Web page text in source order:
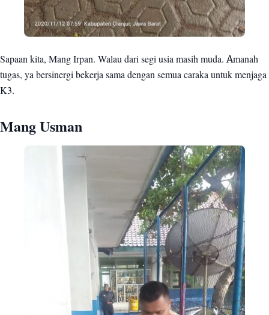
Sapaan kita, Mang Irpan. Walau dari segi usia masih muda. Amanah
tugas, ya bersinergi bekerja sama dengan semua caraka untuk menjaga
K3.
Mang Usman